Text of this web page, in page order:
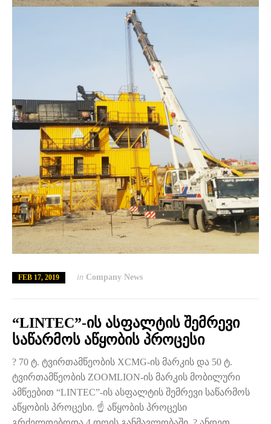
FEB 17, 2019 in Company News
“LINTEC”-ის ასფალტის შემრევი
საწარმოს აწყობის პროცესი
? 70 ტ. ტვირთამწეობის XCMG-ის მარკის და 50 ტ.
ტვირთამწეობის ZOOMLION-ის მარკის მობილური
ამწეებით “LINTEC”-ის ასფალტის შემრევი საწარმოს
აწყობის პროცესი. ☝️ აწყობის პროცესი